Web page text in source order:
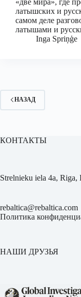
латышских и
самом деле
латышами и
Inga Spriņģe
НАЗАД
КОНТАКТЫ
Strelnieku iela 4a,
rebaltica@rebaltica.com
Политика
НАШИ ДРУЗЬЯ